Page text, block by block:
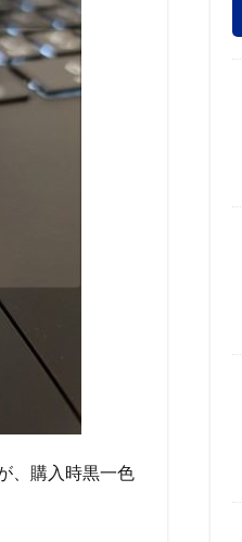
、購入時黒一色